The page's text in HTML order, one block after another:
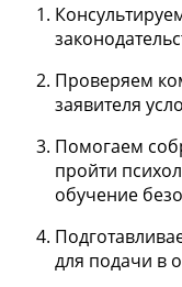
Проверяем
заявителя
Помогаем
пройти
обучение
для подачи в